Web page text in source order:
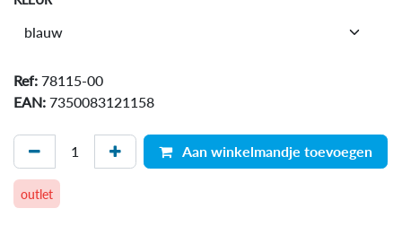
Ref: 78115-00
EAN: 7350083121158
Aan winkelmandje toevoegen
outlet